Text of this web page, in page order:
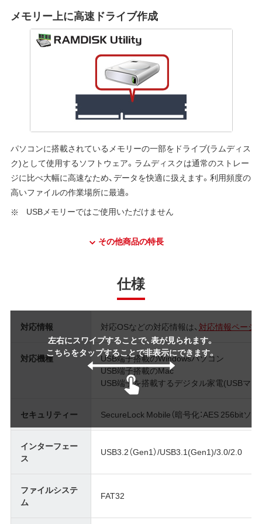
メモリー上に高速ドライブ作成
パソコンに搭載されているメモリーの一部をドライブ(ラムディス
ク)として使用するソフトウェア。ラムディスクは通常のストレー
ジに比べ大幅に高速なため、データを快適に扱えます。利用頻度の
高いファイルの作業場所に最適。
USBメモリーではご使用いただけません
その他商品の特長
仕様
左右にスワイプすることで、表が見られます。
こちらをタップすることで非表示にできます。
対応情報 対応OSなどの対応情報は、 対応情報ページ
対応機種
USB端子搭載のWindowsパソコン
USB端子搭載のMac
USB端子を搭載するデジタル家電(USBマ
セキュリティー SecureLock Mobile（暗号化：AES 256bitソフ
インターフェー
ス
USB3.2（Gen1）/USB3.1(Gen1)/3.0/2.0
ファイルシステ
ム
FAT32